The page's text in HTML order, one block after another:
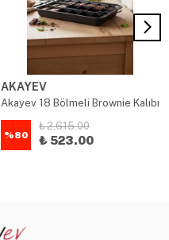
AKAYEV
Akayev 18 Bölmeli Brownie Kalıbı
%80
₺ 2,615.00
₺ 523.00